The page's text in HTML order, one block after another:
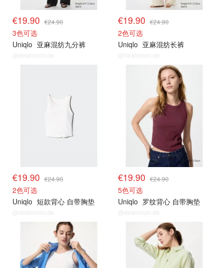
€19.90 €24.90
3色可选
Uniqlo 亚麻混纺九分裤
@dealmoon.de
€19.90 €24.90
2色可选
Uniqlo 亚麻混纺长裤
@dealmoon.de
€19.90 €24.90
2色可选
Uniqlo 短款背心 自带胸垫
@dealmoon.de
€19.90 €24.90
5色可选
Uniqlo 罗纹背心 自带胸垫
@dealmoon.de